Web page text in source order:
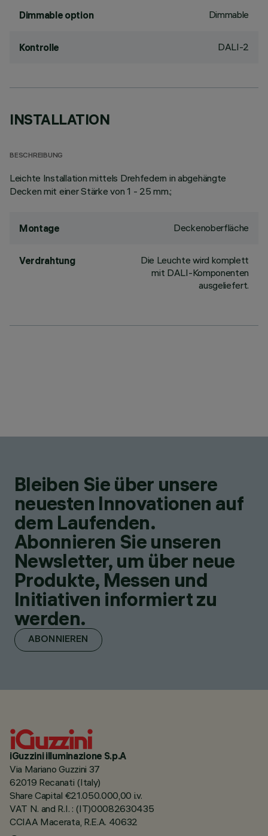
Dimmable option Dimmable
Kontrolle DALI-2
INSTALLATION
BESCHREIBUNG
Leichte Installation mittels Drehfedern in abgehängte
Decken mit einer Stärke von 1 - 25 mm.;
Montage Deckenoberfläche
Verdrahtung
Die Leuchte wird komplett
mit DALI-Komponenten
ausgeliefert.
Bleiben Sie über unsere
neuesten Innovationen auf
dem Laufenden.
Abonnieren Sie unseren
Newsletter, um über neue
Produkte, Messen und
Initiativen informiert zu
werden.
ABONNIEREN
iGuzzini illuminazione S.p.A
Via Mariano Guzzini 37
62019 Recanati (Italy)
Share Capital €21.050.000,00 i.v.
VAT N. and R.I. : (IT)00082630435
CCIAA Macerata, R.E.A. 40632